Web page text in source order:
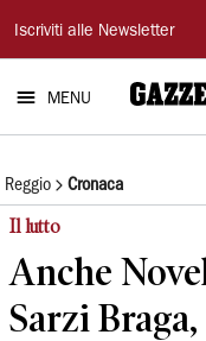
Gazzetta
di
Reggio
Iscriviti alle Newsletter
MENU
Reggio Cronaca
Il lutto
Anche
Sarzi